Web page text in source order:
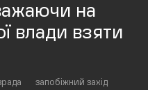
на
влади взяти
запобіжний захід